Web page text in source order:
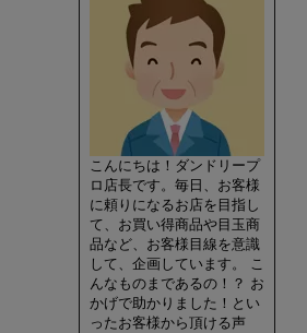
こんにちは！ダンドリープ
ロ店長です。毎日、お客様
に頼りになるお店を目指し
て、お買い得商品や目玉商
品など、お客様目線を意識
して、企画しています。 こ
んなものまであるの！？ お
かげで助かりました！とい
ったお客様から頂ける声